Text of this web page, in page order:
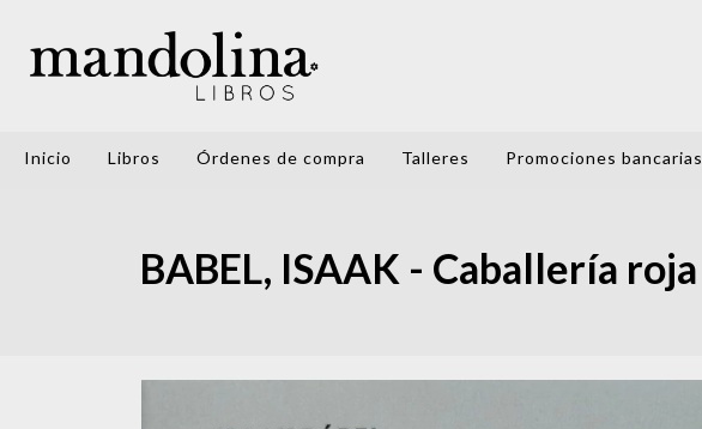
Inicio Libros Órdenes de compra Talleres Promociones bancarias
BABEL, ISAAK - Caballería roja